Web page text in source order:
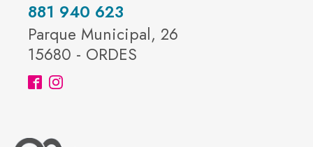
881 940 623
Parque Municipal, 26
15680 - ORDES